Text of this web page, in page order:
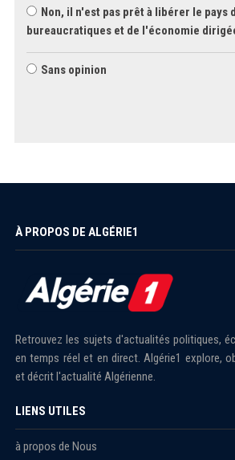
Non, il n'est pas prêt à libérer le pays
bureaucratiques et de l'économie
Sans opinion
À PROPOS DE ALGÉRIE1
Retrouvez les sujets d'actualités politiques,
en temps réel et en direct. Algérie1 explore,
et décrit l'actualité Algérienne.
LIENS UTILES
à propos de Nous